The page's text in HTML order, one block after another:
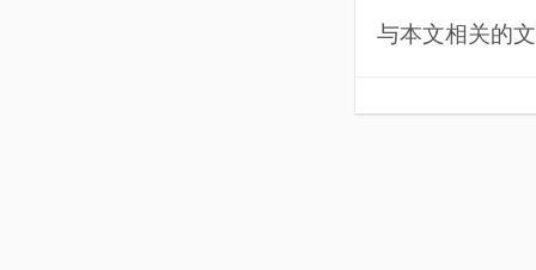
与本文相关的